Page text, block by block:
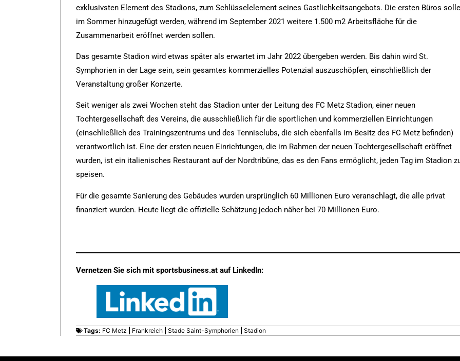
exklusivsten Element des Stadions, zum Schlüsselelement seines Gastlichkeitsangebots. Die ersten Büros
im Sommer hinzugefügt werden, während im September 2021 weitere 1.500 m2 Arbeitsfläche für die
Zusammenarbeit eröffnet werden sollen.
Das gesamte Stadion wird etwas später als erwartet im Jahr 2022 übergeben werden. Bis dahin wird St.
Symphorien in der Lage sein, sein gesamtes kommerzielles Potenzial auszuschöpfen, einschließlich der
Veranstaltung großer Konzerte.
Seit weniger als zwei Wochen steht das Stadion unter der Leitung des FC Metz Stadion, einer neuen
Tochtergesellschaft des Vereins, die ausschließlich für die sportlichen und kommerziellen Einrichtungen
(einschließlich des Trainingszentrums und des Tennisclubs, die sich ebenfalls im Besitz des FC Metz befinden)
verantwortlich ist. Eine der ersten neuen Einrichtungen, die im Rahmen der neuen Tochtergesellschaft eröffnet
wurden, ist ein italienisches Restaurant auf der Nordtribüne, das es den Fans ermöglicht, jeden Tag im Stadion
speisen.
Für die gesamte Sanierung des Gebäudes wurden ursprünglich 60 Millionen Euro veranschlagt, die alle privat
finanziert wurden. Heute liegt die offizielle Schätzung jedoch näher bei 70 Millionen Euro.
Vernetzen Sie sich mit sportsbusiness.at auf LinkedIn:
Tags: FC Metz Frankreich |Stade Saint-Symphorien |Stadion